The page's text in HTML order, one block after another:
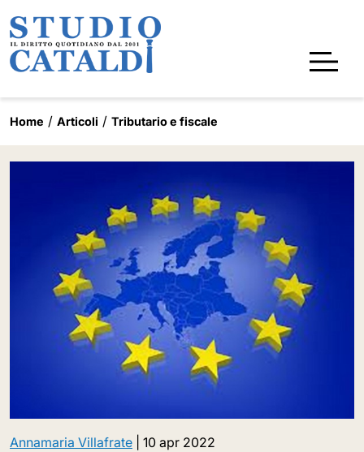
Home Articoli Tributario e fiscale
Annamaria Villafrate 10 apr 2022